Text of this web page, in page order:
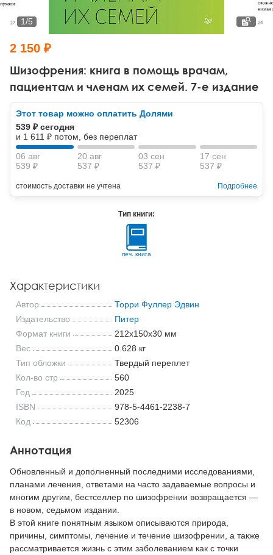
Тревожные расстройства, панические атаки
Психодрама
Другие направления психотерапии
Классический, эриксоновский гипноз и НЛП
НЛП
Психология труда и эргономика
Социальная психология
Социальная и организационная психология
Классический и юнгианский психоанализ
Шизофрения: книга в помощь врачам,
пациентам и членам их семей. 7-е издание
1/5
2 150 ₽
Этот товар можно оплатить Долями
539 ₽ сегодня
и 1 611 ₽ потом, без переплат
06 авг
539 ₽
20 авг
537 ₽
03 сен
537 ₽
17 сен
537 ₽
стоимость доставки не учтена Подробнее
Тип книги:
печ. книга
Характеристики
Автор
Торри Фуллер Эдвин
Издательство
Питер
Формат книги
212x150x30 мм
Вес
0.628 кг
Тип обложки
Твердый переплет
Кол-во стр
560
Год
2025
ISBN
978-5-4461-2238-7
Код
52306
Аннотация
Обновленный и дополненный последними исследованиями,
планами лечения, ответами на часто задаваемые вопросы и
многим другим, бестселлер по шизофрении возвращается —
в новом, седьмом издании.
В этой книге понятным языком описываются природа,
причины, симптомы, лечение и течение шизофрении, а также
рассматривается жизнь с этим заболеванием как с точки